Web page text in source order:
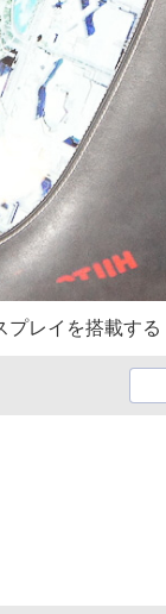
プレイを搭載する